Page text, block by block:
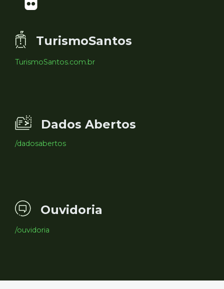
TurismoSantos
TurismoSantos.com.br
Dados Abertos
/dadosabertos
Ouvidoria
/ouvidoria